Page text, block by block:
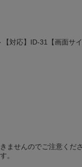
対応】ID-31【画面サ
ませんのでご注意くださ
。